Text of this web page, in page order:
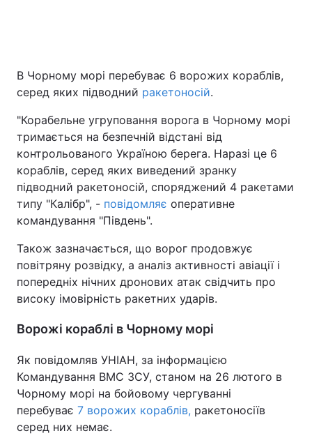
В Чорному морі перебуває 6 ворожих кораблів,
серед яких підводний ракетоносій.
"Корабельне угруповання ворога в Чорному морі
тримається на безпечній відстані від
контрольованого Україною берега. Наразі це 6
кораблів, серед яких виведений зранку
підводний ракетоносій, споряджений 4 ракетами
типу "Калібр", - повідомляє оперативне
командування "Південь".
Також зазначається, що ворог продовжує
повітряну розвідку, а аналіз активності авіації і
попередніх нічних дронових атак свідчить про
високу імовірність ракетних ударів.
Ворожі кораблі в Чорному морі
Як повідомляв УНІАН, за інформацією
Командування ВМС ЗСУ, станом на 26 лютого в
Чорному морі на бойовому чергуванні
перебуває 7 ворожих кораблів, ракетоносіїв
серед них немає.